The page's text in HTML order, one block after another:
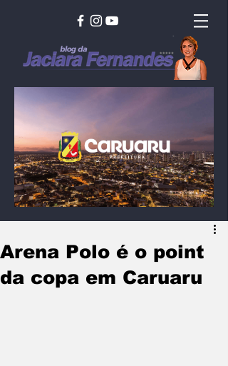
Arena Polo é o point
da copa em Caruaru